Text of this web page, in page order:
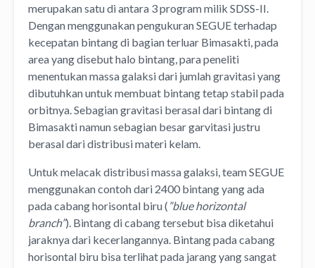
merupakan satu di antara 3 program milik SDSS-II.
Dengan menggunakan pengukuran SEGUE terhadap
kecepatan bintang di bagian terluar Bimasakti, pada
area yang disebut halo bintang, para peneliti
menentukan massa galaksi dari jumlah gravitasi yang
dibutuhkan untuk membuat bintang tetap stabil pada
orbitnya. Sebagian gravitasi berasal dari bintang di
Bimasakti namun sebagian besar garvitasi justru
berasal dari distribusi materi kelam.
Untuk melacak distribusi massa galaksi, team SEGUE
menggunakan contoh dari 2400 bintang yang ada
pada cabang horisontal biru ( ”blue horizontal
branch”). Bintang di cabang tersebut bisa diketahui
jaraknya dari kecerlangannya. Bintang pada cabang
horisontal biru bisa terlihat pada jarang yang sangat